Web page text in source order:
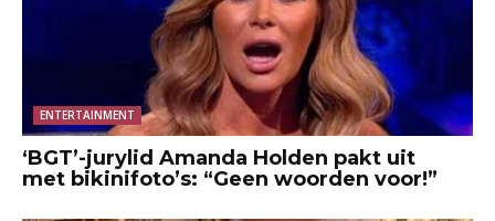
ENTERTAINMENT
‘BGT’-jurylid Amanda Holden pakt uit
met bikinifoto’s: “Geen woorden voor!”